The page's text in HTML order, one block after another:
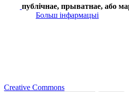
публічнае, прыватнае, або
Больш інфармацыі
Creative Commons